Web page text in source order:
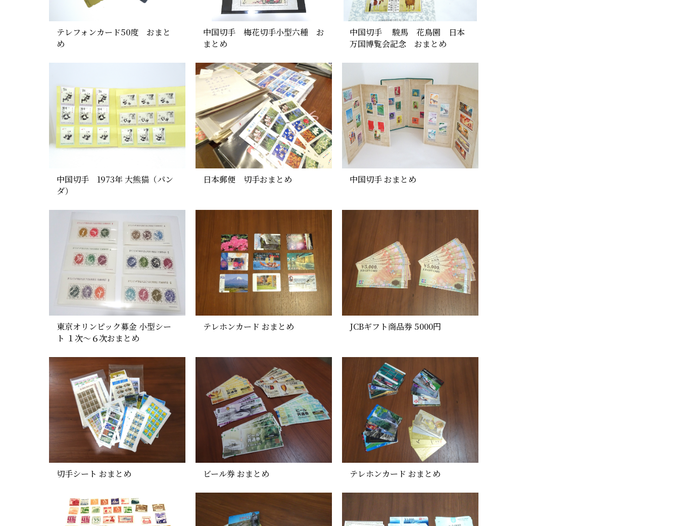
テレフォンカード50度 おまと
め
中国切手 梅花切手小型六種 お
まとめ
中国切手 駿馬 花鳥園 日本
万国博覧会記念 おまとめ
中国切手 1973年 大熊猫（パン
ダ）
日本郵便 切手おまとめ 中国切手 おまとめ
東京オリンピック募金 小型シー
ト １次～６次おまとめ
テレホンカード おまとめ JCBギフト商品券 5000円
切手シート おまとめ ビール券 おまとめ テレホンカード おまとめ